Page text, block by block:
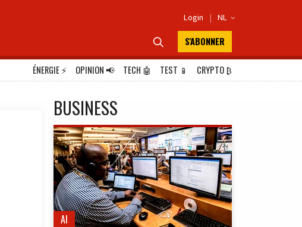
Login | NL 
 S'ABONNER
ÉNERGIE⚡ OPINION📢 TECH 🤖 TEST 📱 CRYPTO₿
BUSINESS
AI